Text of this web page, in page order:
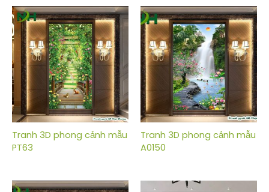
Tranh 3D phong cảnh mẫu
PT63
Tranh 3D phong cảnh mẫu
A0150